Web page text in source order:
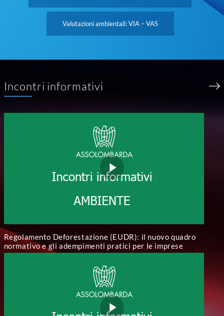
Valutazioni ambientali: VIA – VAS
Incontri informativi
Regolamento Deforestazione (EUDR): il nuovo quadro
normativo e gli adempimenti pratici per le imprese